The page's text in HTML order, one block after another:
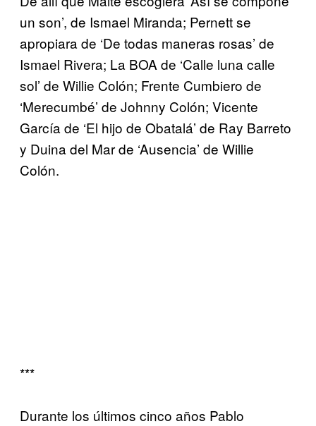
un son’, de Ismael Miranda; Pernett se
apropiara de ‘De todas maneras rosas’ de
Ismael Rivera; La BOA de ‘Calle luna calle
sol’ de Willie Colón; Frente Cumbiero de
‘Merecumbé’ de Johnny Colón; Vicente
García de ‘El hijo de Obatalá’ de Ray Barreto
y Duina del Mar de ‘Ausencia’ de Willie
Colón.
***
Durante los últimos cinco años Pablo